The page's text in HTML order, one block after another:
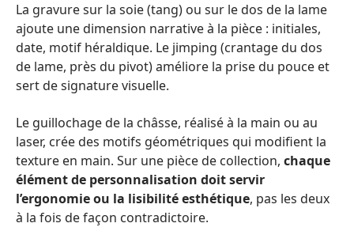
La gravure sur la soie (tang) ou sur le dos de la lame
ajoute une dimension narrative à la pièce : initiales,
date, motif héraldique. Le jimping (crantage du dos
de lame, près du pivot) améliore la prise du pouce et
sert de signature visuelle.
Le guillochage de la châsse, réalisé à la main ou au
laser, crée des motifs géométriques qui modifient la
texture en main. Sur une pièce de collection, chaque
élément de personnalisation doit servir
l’ergonomie ou la lisibilité esthétique, pas les deux
à la fois de façon contradictoire.